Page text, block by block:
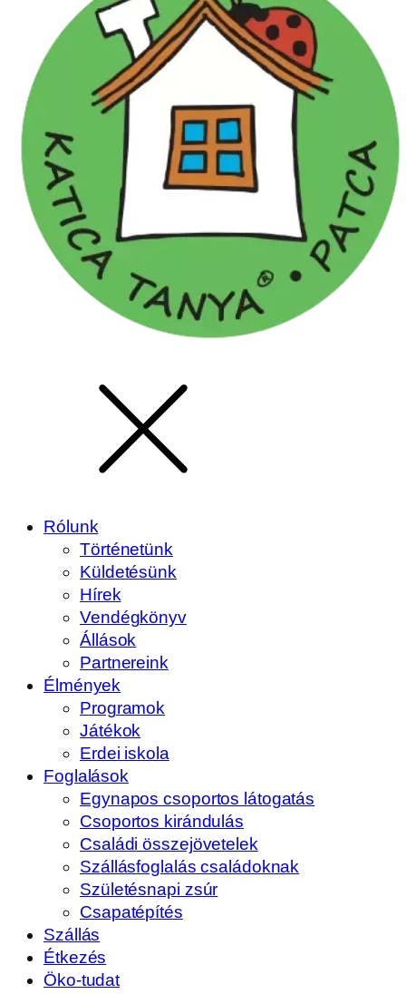
Rólunk
Történetünk
Küldetésünk
Hírek
Vendégkönyv
Állások
Partnereink
Élmények
Programok
Játékok
Erdei iskola
Foglalások
Egynapos csoportos látogatás
Csoportos kirándulás
Családi összejövetelek
Szállásfoglalás családoknak
Születésnapi zsúr
Csapatépítés
Szállás
Étkezés
Öko-tudat